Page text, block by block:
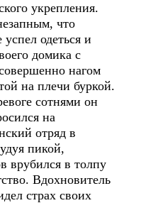
укрепления.
что
одеться и
домика с
нагом
на плечи буркой.
сотнями он
на
отряд в
пикой,
врубился в толпу
Вдохновитель
страх своих